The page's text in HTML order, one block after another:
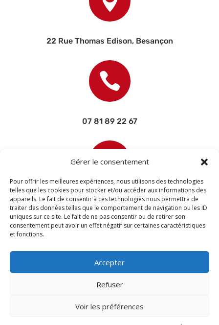
Gérer le consentement
Pour offrir les meilleures expériences, nous utilisons des technologies
telles que les cookies pour stocker et/ou accéder aux informations des
appareils. Le fait de consentir à ces technologies nous permettra de
traiter des données telles que le comportement de navigation ou les ID
uniques sur ce site. Le fait de ne pas consentir ou de retirer son
consentement peut avoir un effet négatif sur certaines caractéristiques
et fonctions.
Accepter
Refuser
Voir les préférences
22 Rue Thomas Edison, Besançon

07 81 89 22 67

contact@devisettravaux.fr
© 2026 M Development–Mentions légales